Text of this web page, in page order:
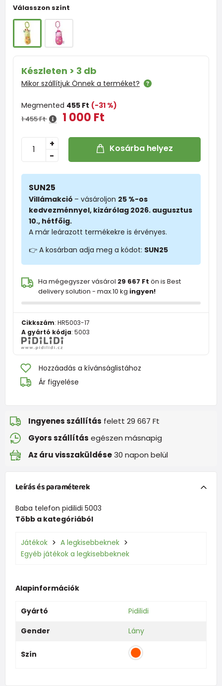
Válasszon színt
Készleten > 3 db
Mikor szállítjuk Önnek a terméket?
Megmented 455 Ft (-31 %)
1 455 Ft 1 000 Ft
-
+ Kosárba helyez
SUN25
Villámakció – vásároljon 25 %-os
kedvezménnyel, kizárólag 2026. augusztus
10., hétfőig.
A már leárazott termékekre is érvényes.
👉 A kosárban adja meg a kódot: SUN25
Ha mégegyszer vásárol 29 667 Ft ön is Best
delivery solution - max.10 kg ingyen!
Cikkszám: HR5003-17
A gyártó kódja: 5003
Hozzáadás a kívánságlistához
Ár figyelése
Ingyenes szállítás felett 29 667 Ft
Gyors szállítás egészen másnapig
Az áru visszaküldése30 napon belül
Leírás és paraméterek
Baba telefon pidilidi 5003
Több a kategóriából
Játékok
A legkisebbeknek
Egyéb játékok a legkisebbeknek
Alapinformációk
Gyártó
Pidilidi
Gender
Lány
Szín